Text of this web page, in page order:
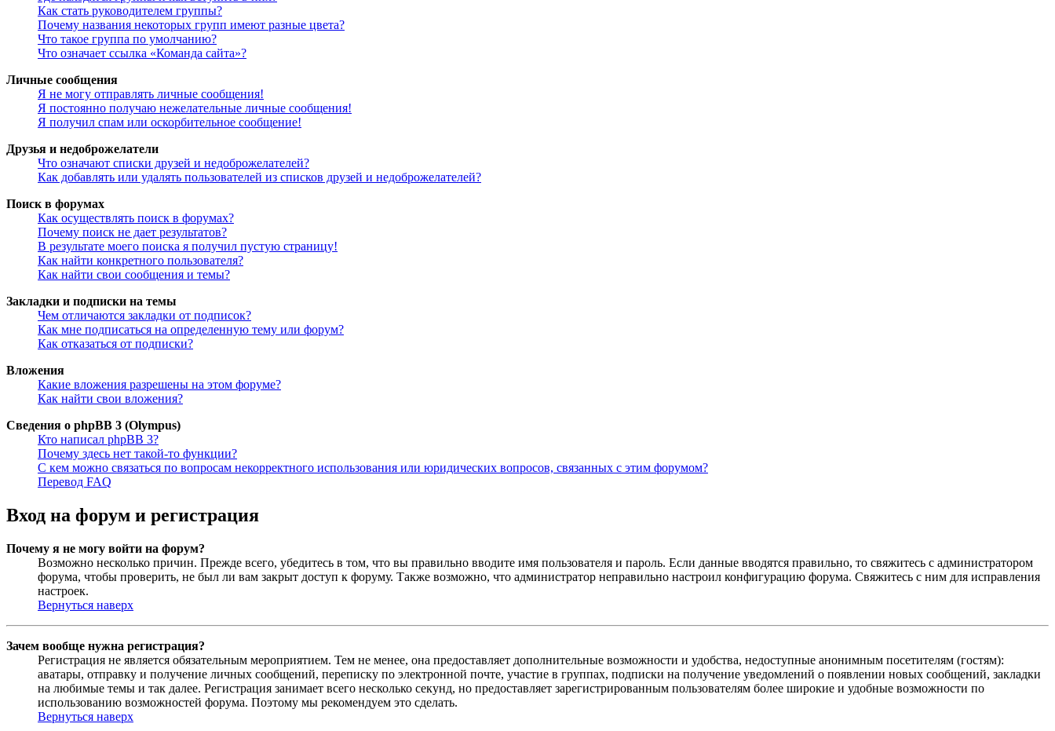
Как стать руководителем группы?
Почему названия некоторых групп имеют разные цвета?
Что такое группа по умолчанию?
Что означает ссылка «Команда сайта»?
Личные сообщения
Я не могу отправлять личные сообщения!
Я постоянно получаю нежелательные личные сообщения!
Я получил спам или оскорбительное сообщение!
Друзья и недоброжелатели
Что означают списки друзей и недоброжелателей?
Как добавлять или удалять пользователей из списков друзей и недоброжелателей?
Поиск в форумах
Как осуществлять поиск в форумах?
Почему поиск не дает результатов?
В результате моего поиска я получил пустую страницу!
Как найти конкретного пользователя?
Как найти свои сообщения и темы?
Закладки и подписки на темы
Чем отличаются закладки от подписок?
Как мне подписаться на определенную тему или форум?
Как отказаться от подписки?
Вложения
Какие вложения разрешены на этом форуме?
Как найти свои вложения?
Сведения о phpBB 3 (Olympus)
Кто написал phpBB 3?
Почему здесь нет такой-то функции?
С кем можно связаться по вопросам некорректного использования или юридических вопросов, связанных с этим форумом?
Перевод FAQ
Вход на форум и регистрация
Почему я не могу войти на форум?
Возможно несколько причин. Прежде всего, убедитесь в том, что вы правильно вводите имя пользователя и пароль. Если данные вводятся правильно, то свяжитесь с администратором
форума, чтобы проверить, не был ли вам закрыт доступ к форуму. Также возможно, что администратор неправильно настроил конфигурацию форума. Свяжитесь с ним для исправления
настроек.
Вернуться наверх
Зачем вообще нужна регистрация?
Регистрация не является обязательным мероприятием. Тем не менее, она предоставляет дополнительные возможности и удобства, недоступные анонимным посетителям (гостям):
аватары, отправку и получение личных сообщений, переписку по электронной почте, участие в группах, подписки на получение уведомлений о появлении новых сообщений, закладки
на любимые темы и так далее. Регистрация занимает всего несколько секунд, но предоставляет зарегистрированным пользователям более широкие и удобные возможности по
использованию возможностей форума. Поэтому мы рекомендуем это сделать.
Вернуться наверх